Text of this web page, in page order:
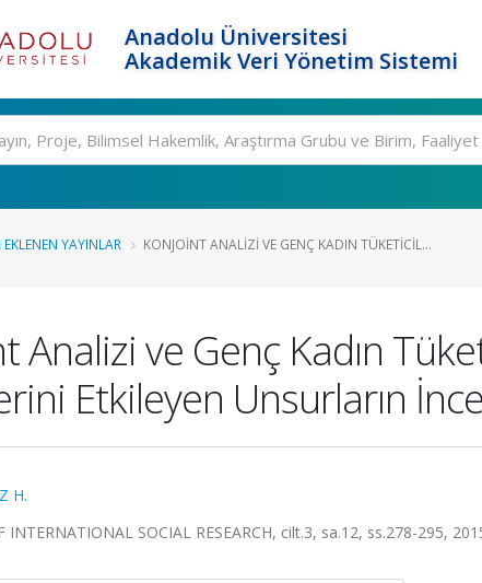
Anadolu Üniversitesi
Akademik Veri Yönetim Sistemi
YAYINLAR KONJOINT ANALIZI VE GENÇ KADIN TÜKETICIL...
Analizi ve Genç Kadın
Etkileyen Unsurların
H.
INTERNATIONAL SOCIAL RESEARCH, cilt.3, sa.12, ss.278-295,